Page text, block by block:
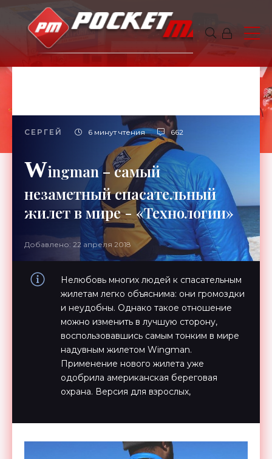
СЕРГЕЙ 6 минут чтения 662
Wingman – самый
незаметный спасательный
жилет в мире - «Технологии»
Добавлено: 22 апреля 2018
Нелюбовь многих людей к спасательным
жилетам легко объяснима: они громоздки
и неудобны. Однако такое отношение
можно изменить в лучшую сторону,
воспользовавшись самым тонким в мире
надувным жилетом Wingman.
Применение нового жилета уже
одобрила американская береговая
охрана. Версия для взрослых,